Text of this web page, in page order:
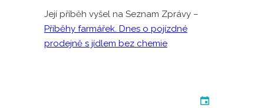
Její příběh vyšel na Seznam Zprávy –
Příběhy farmářek. Dnes o pojízdné
prodejně s jídlem bez chemie